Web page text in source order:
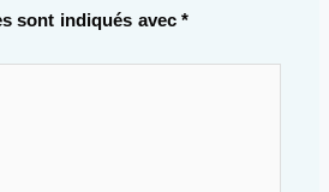
sont indiqués avec*